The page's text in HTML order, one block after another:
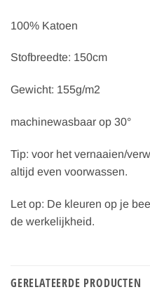
100% Katoen
Stofbreedte: 150cm
Gewicht: 155g/m2
machinewasbaar op 30°
Tip: voor het vernaaien/
altijd even voorwassen.
Let op: De kleuren op je
de werkelijkheid.
GERELATEERDE PRODUCTEN